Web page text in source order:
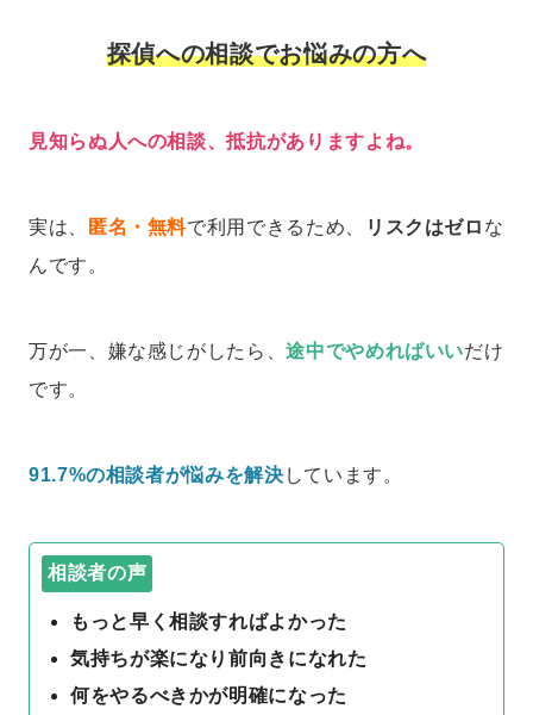
探偵への相談でお悩みの方へ
見知らぬ人への相談、抵抗がありますよね。
実は、 匿名・無料で利用できるため、 リスクはゼロ な
んです。
万が一、嫌な感じがしたら、途中でやめればいいだけ
です。
91.7%の相談者が悩みを解決 しています。
相談者の声
もっと早く相談すればよかった
気持ちが楽になり前向きになれた
何をやるべきかが明確になった